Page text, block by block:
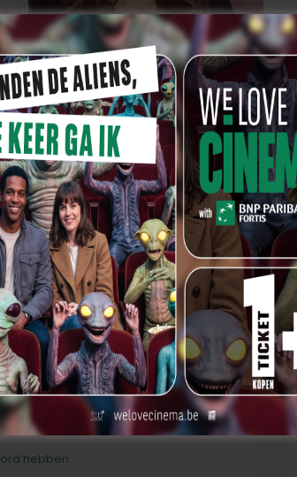
aan het eind van 2016 en/of het begin
omdat ze een goed verhaal
filmwereld gesteld zou willen
terug willen.
hebben